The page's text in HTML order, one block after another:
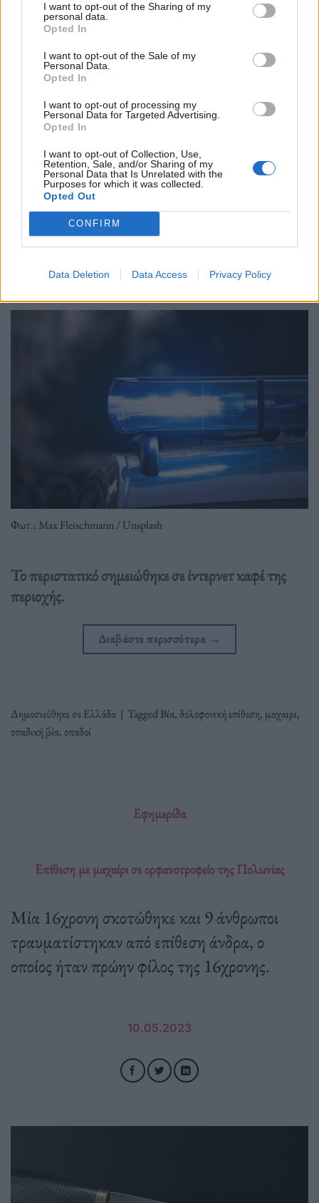
I want to opt-out of the Sharing of my
personal data.
Opted In
I want to opt-out of the Sale of my
Personal Data.
Opted In
I want to opt-out of processing my
Personal Data for Targeted Advertising.
Opted In
I want to opt-out of Collection, Use,
Retention, Sale, and/or Sharing of my
Personal Data that Is Unrelated with the
Purposes for which it was collected.
Opted Out
CONFIRM
Data Deletion Data Access Privacy Policy
Ακόμα ένα κρούσμα οπαδικής βίας – Μαχαίρωσαν 24χρονο
Το περιστατικό σημειώθηκε σε ίντερνετ
καφέ της περιοχής.
31.05.2023
Φωτ.: Max Fleischmann / Unsplash
Το περιστατικό σημειώθηκε σε ίντερνετ καφέ της
περιοχής.
Διαβάστε περισσότερα →
Δημοσιεύθηκε σεΕλλάδα | TaggedΒία,δολοφονική επίθεση, μαχαιρι,
οπαδική βία,οπαδοί
Εφημερίδα
Επίθεση με μαχαίρι σε ορφανοτροφείο της Πολωνίας
Μία 16χρονη σκοτώθηκε και 9 άνθρωποι
τραυματίστηκαν από επίθεση άνδρα, ο
οποίος ήταν πρώην φίλος της 16χρονης.
10.05.2023